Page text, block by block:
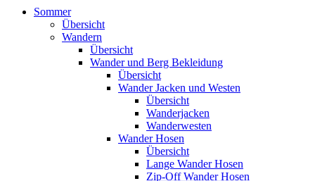
können
Touch-
und
Streichgesten
verwenden.
Sommer
Übersicht
Wandern
Übersicht
Wander und Berg Bekleidung
Übersicht
Wander Jacken und Westen
Übersicht
Wanderjacken
Wanderwesten
Wander Hosen
Übersicht
Lange Wander Hosen
Zip-Off Wander Hosen